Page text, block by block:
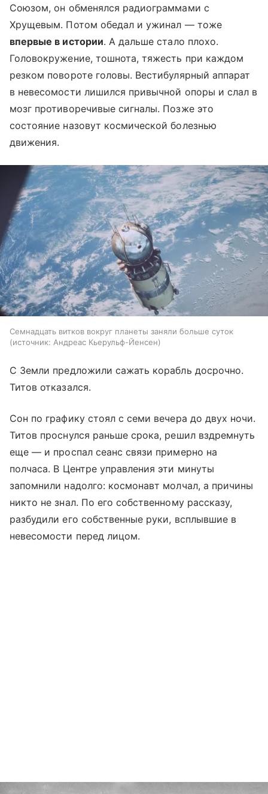
Союзом, он обменялся радиограммами с
Хрущевым. Потом обедал и ужинал — тоже
впервые в истории. А дальше стало плохо.
Головокружение, тошнота, тяжесть при каждом
резком повороте головы. Вестибулярный аппарат
в невесомости лишился привычной опоры и слал в
мозг противоречивые сигналы. Позже это
состояние назовут космической болезнью
движения.
Семнадцать витков вокруг планеты заняли больше суток
источник: Андреас Кьерульф-Йенсен
С Земли предложили сажать корабль досрочно.
Титов отказался.
Сон по графику стоял с семи вечера до двух ночи.
Титов проснулся раньше срока, решил вздремнуть
еще — и проспал сеанс связи примерно на
полчаса. В Центре управления эти минуты
запомнили надолго: космонавт молчал, а причины
никто не знал. По его собственному рассказу,
разбудили его собственные руки, всплывшие в
невесомости перед лицом.